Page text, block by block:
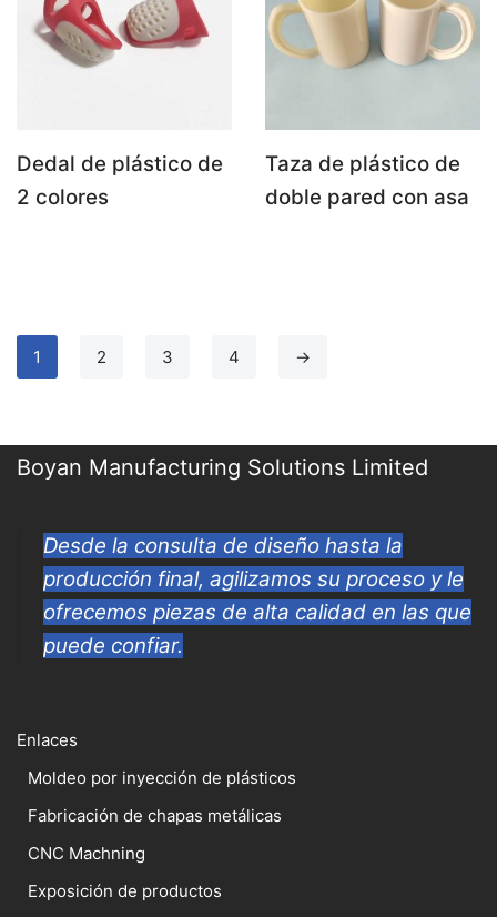
Dedal de plástico de
2 colores
Taza de plástico de
doble pared con asa
1 2 3 4 →
Boyan Manufacturing Solutions Limited
Desde la consulta de diseño hasta la
producción final, agilizamos su proceso y le
ofrecemos piezas de alta calidad en las que
puede confiar.
Enlaces
Moldeo por inyección de plásticos
Fabricación de chapas metálicas
CNC Machning
Exposición de productos